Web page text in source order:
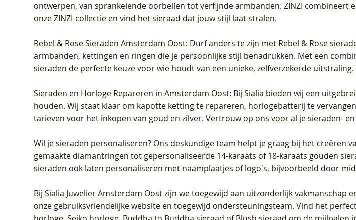
ontwerpen, van sprankelende oorbellen tot verfijnde armbanden. ZINZI combineert
onze ZINZI-collectie en vind het sieraad dat jouw stijl laat stralen.
Rebel & Rose Sieraden Amsterdam Oost: Durf anders te zijn met Rebel & Rose
armbanden, kettingen en ringen die je persoonlijke stijl benadrukken. Met een
sieraden de perfecte keuze voor wie houdt van een unieke, zelfverzekerde
Sieraden en Horloge Repareren in Amsterdam Oost: Bij Sialia bieden wij een
houden. Wij staat klaar om kapotte ketting te repareren, horlogebatterij te
tarieven voor het inkopen van goud en zilver. Vertrouw op ons voor al je sieraden-
Wil je sieraden personaliseren? Ons deskundige team helpt je graag bij het creëren
gemaakte diamantringen tot gepersonaliseerde 14-karaats of 18-karaats gouden
sieraden ook laten personaliseren met naamplaatjes of logo's, bijvoorbeeld door
BijSialia Juwelier Amsterdam Oostzijn we toegewijd aan uitzonderlijk vakmanschap
onze gebruiksvriendelijke website en toegewijd ondersteuningsteam. Vind het